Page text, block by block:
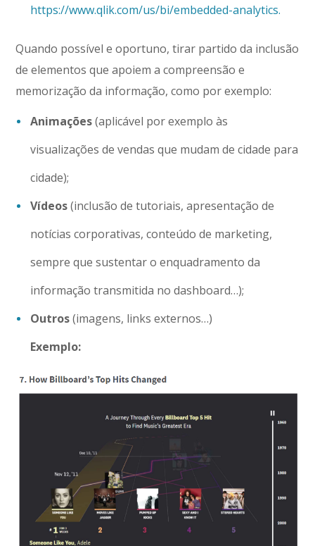
https://www.qlik.com/us/bi/embedded-analytics.
Quando possível e oportuno, tirar partido da inclusão
de elementos que apoiem a compreensão e
memorização da informação, como por exemplo:
Animações(aplicável por exemplo às
visualizações de vendas que mudam de cidade para
cidade);
Vídeos(inclusão de tutoriais, apresentação de
notícias corporativas, conteúdo de marketing,
sempre que sustentar o enquadramento da
informação transmitida no dashboard…);
Outros(imagens, links externos…)
Exemplo: